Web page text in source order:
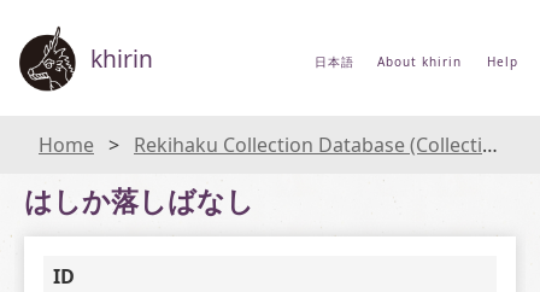
khirin 日本語 About khirin Help
Home Rekihaku Collection Database (Collections Database of the National Museum of Japanese History)
はしか落しばなし
ID